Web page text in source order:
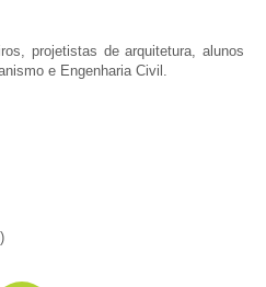
projetistas de arquitetura, alunos
e Engenharia Civil.